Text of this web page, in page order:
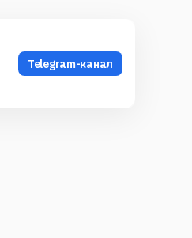
Telegram-канал